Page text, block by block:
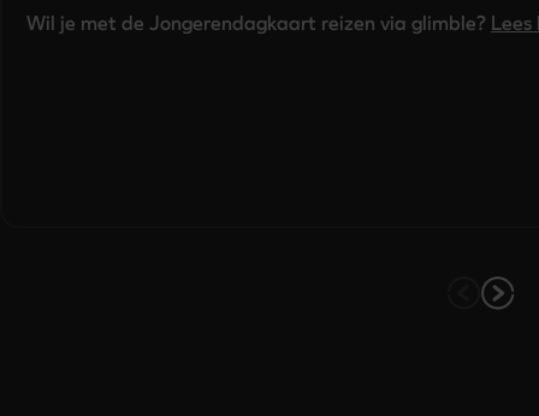
Wil je met de Jongerendagkaart reizen via glimble?